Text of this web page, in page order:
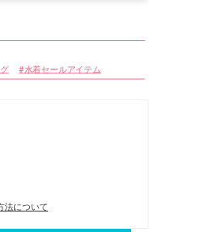
水着セールアイテム
法について